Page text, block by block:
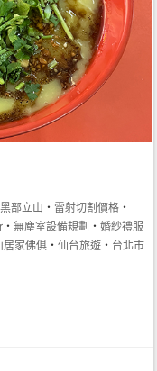
黑部立山 ‧ 雷射切割價格 ‧
‧無塵室設備規劃 ‧婚紗禮服
居家佛俱 ‧仙台旅遊 ‧ 台北市